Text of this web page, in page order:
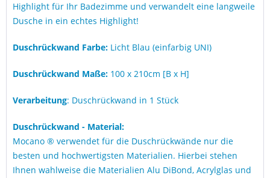
Highlight für Ihr Badezimme und verwandelt eine langweile
Dusche in ein echtes Highlight!
Duschrückwand Farbe: Licht Blau (einfarbig UNI)
Duschrückwand Maße: 100 x 210cm [B x H]
Verarbeitung: Duschrückwand in 1 Stück
Duschrückwand - Material:
Mocano ® verwendet für die Duschrückwände nur die
besten und hochwertigsten Materialien. Hierbei stehen
Ihnen wahlweise die Materialien Alu DiBond, Acrylglas und